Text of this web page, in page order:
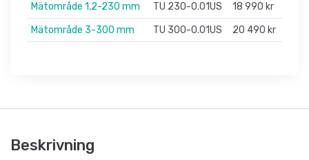
Mätområde 1,2-230 mm
TU 230-0.01US
18 990 kr
Mätområde 3-300 mm
TU 300-0.01US 20 490 kr
Beskrivning